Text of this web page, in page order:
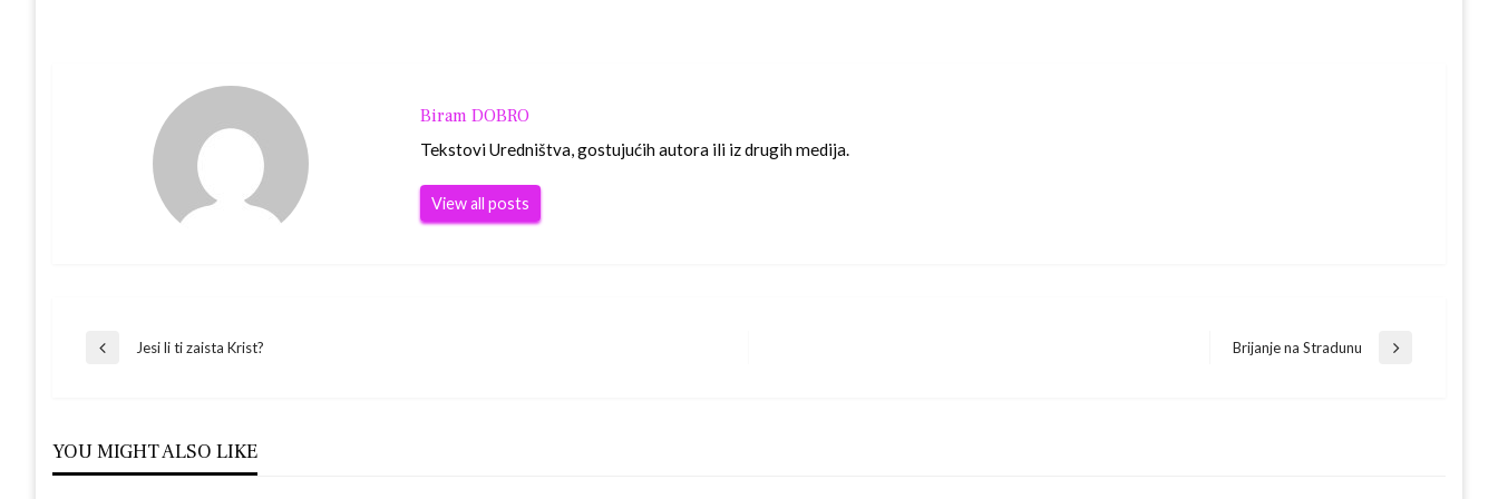
Biram DOBRO
Tekstovi Uredništva, gostujućih autora ili iz drugih medija.
View all posts
Navigacija
Previous
Jesi li ti zaista Krist?
Next
Brijanje na Stradunu
YOU MIGHT ALSO LIKE